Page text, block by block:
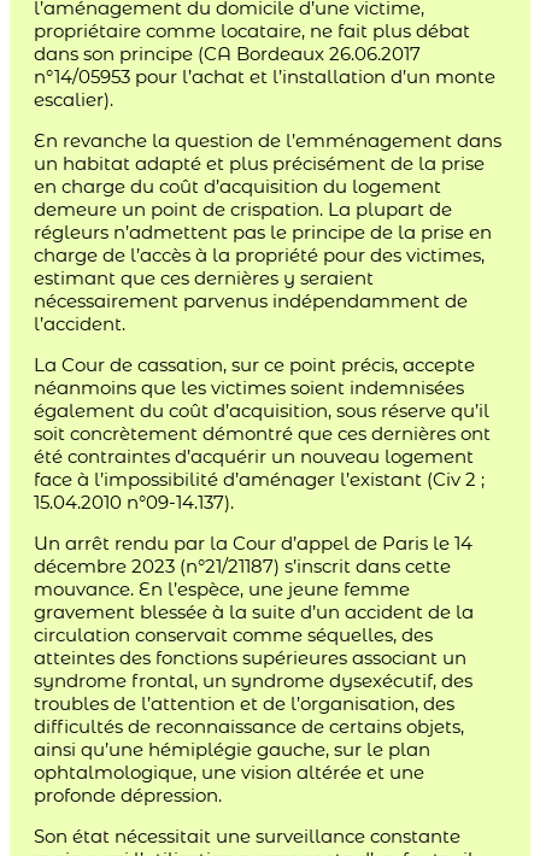
l’aménagement du domicile d’une victime,
propriétaire comme locataire, ne fait plus débat
dans son principe (CA Bordeaux 26.06.2017
n°14/05953 pour l’achat et l’installation d’un monte
escalier).
En revanche la question de l’emménagement dans
un habitat adapté et plus précisément de la prise
en charge du coût d’acquisition du logement
demeure un point de crispation. La plupart de
régleurs n’admettent pas le principe de la prise en
charge de l’accès à la propriété pour des victimes,
estimant que ces dernières y seraient
nécessairement parvenus indépendamment de
l’accident.
La Cour de cassation, sur ce point précis, accepte
néanmoins que les victimes soient indemnisées
également du coût d’acquisition, sous réserve qu’il
soit concrètement démontré que ces dernières ont
été contraintes d’acquérir un nouveau logement
face à l’impossibilité d’aménager l’existant (Civ 2 ;
15.04.2010 n°09-14.137).
Un arrêt rendu par la Cour d’appel de Paris le 14
décembre 2023 (n°21/21187) s’inscrit dans cette
mouvance. En l’espèce, une jeune femme
gravement blessée à la suite d’un accident de la
circulation conservait comme séquelles, des
atteintes des fonctions supérieures associant un
syndrome frontal, un syndrome dysexécutif, des
troubles de l’attention et de l’organisation, des
difficultés de reconnaissance de certains objets,
ainsi qu’une hémiplégie gauche, sur le plan
ophtalmologique, une vision altérée et une
profonde dépression.
Son état nécessitait une surveillance constante